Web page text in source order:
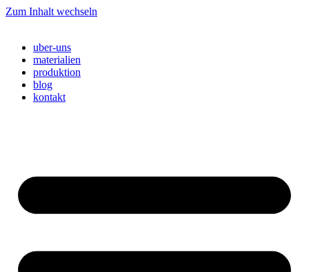
Zum Inhalt wechseln
uber-uns
materialien
produktion
blog
kontakt